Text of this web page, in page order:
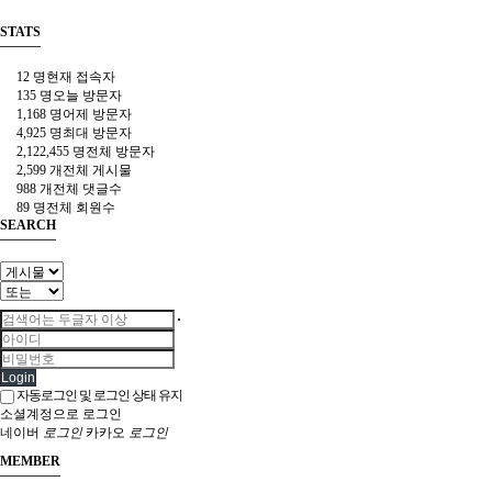
STATS
12 명현재 접속자
135 명오늘 방문자
1,168 명어제 방문자
4,925 명최대 방문자
2,122,455 명전체 방문자
2,599 개 전체 게시물
988 개 전체 댓글수
89 명전체 회원수
SEARCH
Login
자동로그인 및 로그인 상태 유지
소셜계정으로 로그인
네이버 로그인 카카오 로그인
MEMBER